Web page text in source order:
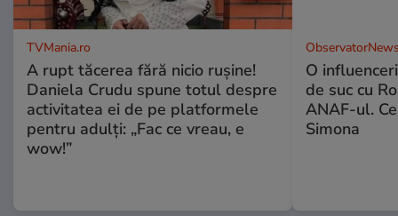
TVMania.ro
A rupt tăcerea fără nicio rușine!
Daniela Crudu spune totul despre
activitatea ei de pe platformele
pentru adulți: „Fac ce vreau, e
wow!”
O
de suc cu
ANAF-ul.
Simona